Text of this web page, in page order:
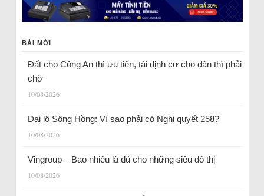
BÀI MỚI
Đất cho Công An thì ưu tiên, tái định cư cho dân thì phải
chờ
10/08/2026
Đại lộ Sông Hồng: Vì sao phải có Nghị quyết 258?
10/08/2026
Vingroup – Bao nhiêu là đủ cho những siêu đô thị
10/08/2026